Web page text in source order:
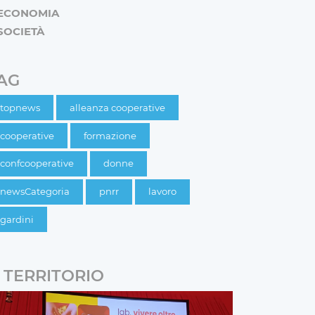
topnews alleanza cooperative
cooperative formazione
confcooperative donne
newsCategoria pnrr lavoro
gardini
TERRITORIO